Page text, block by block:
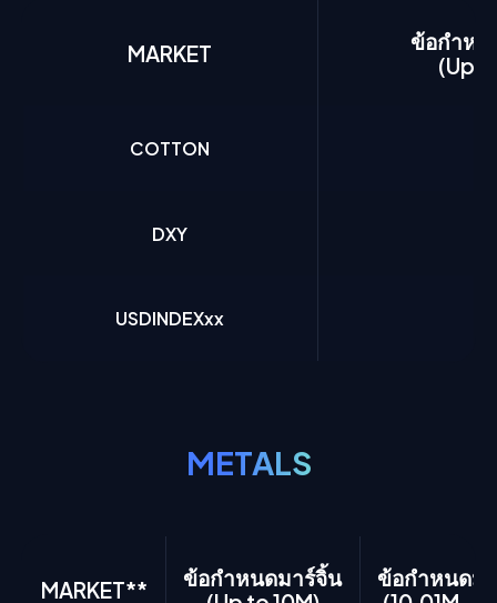
MARKET
COTTON
DXY
USDINDEXxx
ข้อกำหน
(Up
METALS
MARKET**
ข้อกำหนดมาร์จิ้น
ข้อกำหนดม